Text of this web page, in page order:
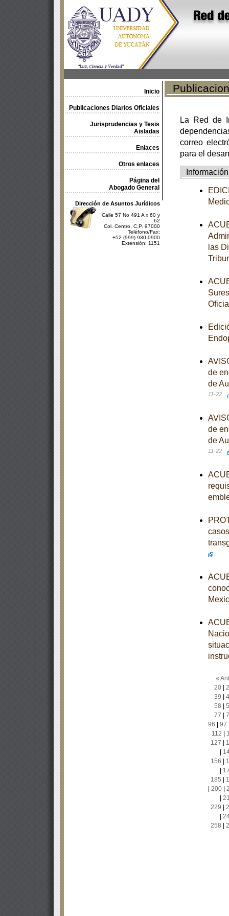
Inicio
Publicaciones Diarios Oficiales
Jurisprudencias y Tesis
Aisladas
Enlaces
Otros enlaces
Página del
Abogado General
Dirección de Asuntos Jurídicos
Calle 57 No 491 A x 60 y
62
Col. Centro, C.P. 97000
Teléfono/Fax:
+52 (999) 930-0900
Extensión: 1151
La Red de
correo
para el
Información
las
de
de
11-22
de
de
11-22
«
20|
39
58
77
96
97
112
127
156
185
200|
229
258